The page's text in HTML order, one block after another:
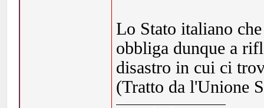
Lo Stato italiano
obbliga dunque a
disastro in cui ci
(Tratto da l'Unione